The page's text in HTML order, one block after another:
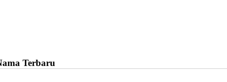
Terbaru